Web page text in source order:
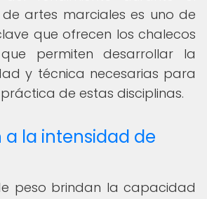
artes marciales es uno de
que ofrecen los chalecos
permiten desarrollar la
y técnica necesarias para
de estas disciplinas.
la intensidad de
peso brindan la capacidad